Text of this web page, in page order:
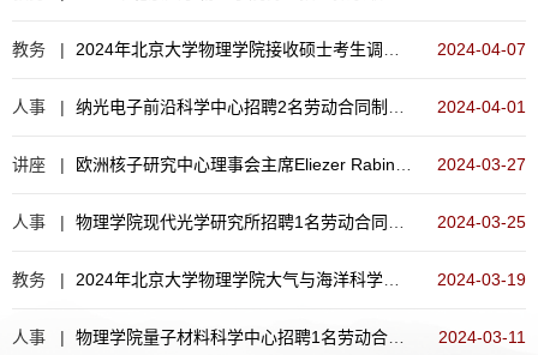
教务 | 2024年北京大学物理学院接收硕士考生调剂报名通知 2024-04-07
人事 | 纳光电子前沿科学中心招聘2名劳动合同制职工 2024-04-01
讲座 | 欧洲核子研究中心理事会主席Eliezer Rabinovici教授学术报告会 2024-03-27
人事 | 物理学院现代光学研究所招聘1名劳动合同制职工 2024-03-25
教务 | 2024年北京大学物理学院大气与海洋科学系等研究生招生复试规则 2024-03-19
人事 | 物理学院量子材料科学中心招聘1名劳动合同制职工 2024-03-11